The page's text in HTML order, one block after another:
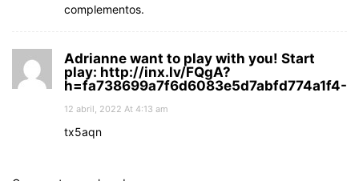
complementos.
Adrianne want to play with you! Start
play: http://inx.lv/FQgA?
h=fa738699a7f6d6083e5d7abfd774a1f4-
12 abril, 2022 At 4:13 am
tx5aqn